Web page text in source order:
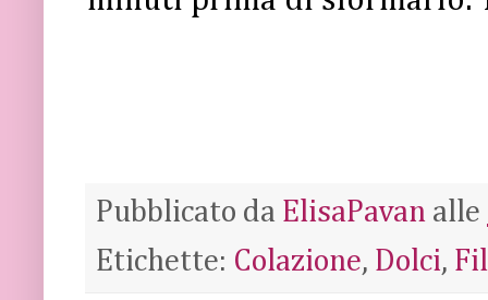
Pubblicato da ElisaPavan alle
Etichette: Colazione, Dolci,